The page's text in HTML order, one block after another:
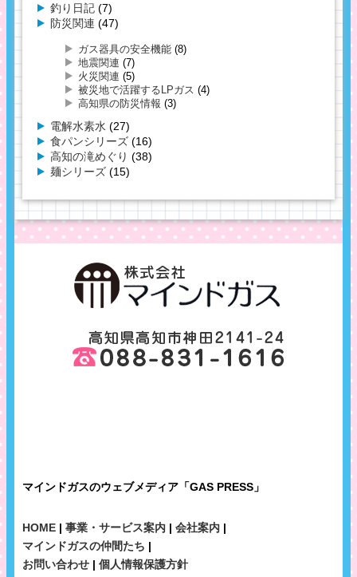
釣り日記 (7)
防災関連 (47)
ガス器具の安全機能 (8)
地震関連 (7)
火災関連 (5)
被災地で活躍するLPガス (4)
高知県の防災情報 (3)
電解水素水 (27)
食パンシリーズ (16)
高知の滝めぐり (38)
麺シリーズ (15)
マインドガスのウェブメディア「GAS PRESS」
HOME | 事業・サービス案内 | 会社案内 |
マインドガスの仲間たち |
お問い合わせ | 個人情報保護方針